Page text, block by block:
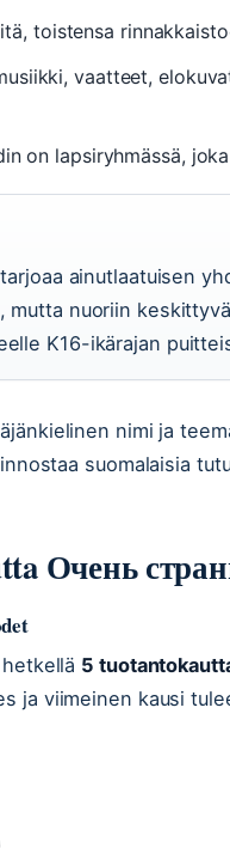
toistensa
vaatteet,
on lapsiryhmässä,
ainutlaatuisen
mutta nuoriin
K16-ikärajan
nimi ja
suomalaisia
Очень
5
ja viimeinen kausi